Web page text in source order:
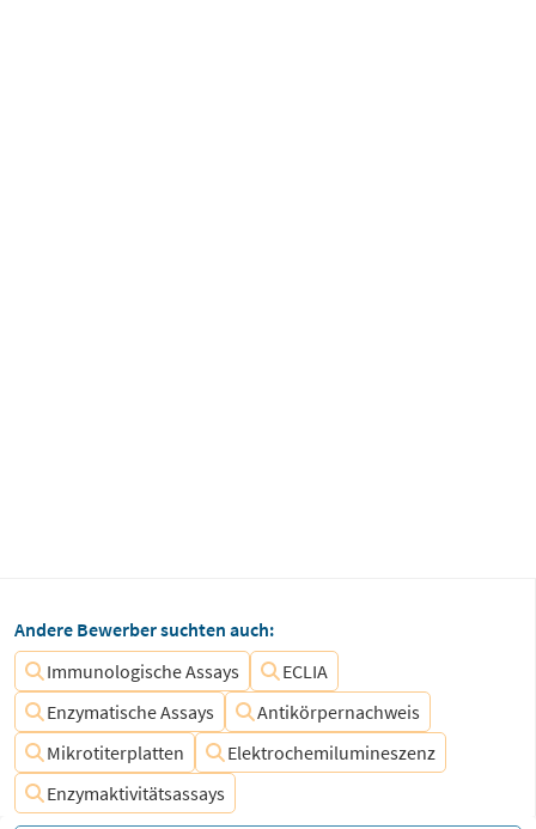
Andere Bewerber suchten auch:
Immunologische Assays
ECLIA
Enzymatische Assays
Antikörpernachweis
Mikrotiterplatten
Elektrochemilumineszenz
Enzymaktivitätsassays